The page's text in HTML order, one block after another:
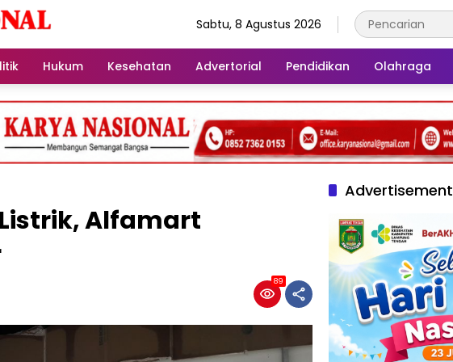
Sabtu, 8 Agustus 2026
Hukum Kesehatan Advertorial Pendidikan Olahraga
Alfamart
89
Advertisement